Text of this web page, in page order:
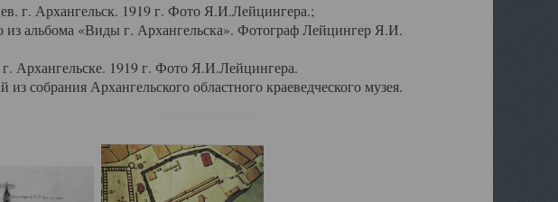
г. Архангельск. 1919 г. Фото Я.И.Лейцингера.;
альбома «Виды г. Архангельска». Фотограф Лейцингер Я.И.
Архангельске. 1919 г. Фото Я.И.Лейцингера.
собрания Архангельского областного краеведческого музея.